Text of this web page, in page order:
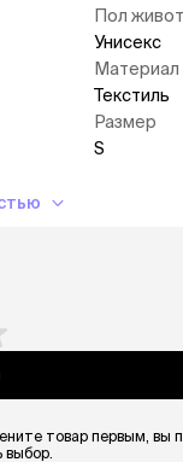
Пол
Унисекс
Материал
Текстиль
Размер
S
товар первым, вы
выбор.